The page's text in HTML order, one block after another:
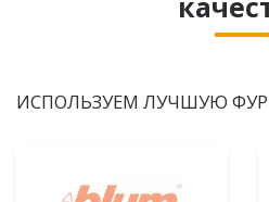
ИСПОЛЬЗУЕМ ЛУЧШУЮ